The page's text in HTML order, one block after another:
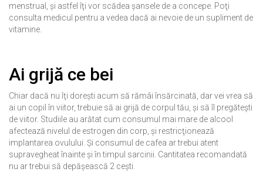
menstrual, şi astfel îţi vor scădea şansele de a concepe. Poţi
consulta medicul pentru a vedea dacă ai nevoie de un supliment de
vitamine.
Ai grijă ce bei
Chiar dacă nu îţi doreşti acum să rămâi însărcinată, dar vei vrea să
ai un copil în viitor, trebuie să ai grijă de corpul tău, şi să îl pregăteşti
de viitor. Studiile au arătat cum consumul mai mare de alcool
afectează nivelul de estrogen din corp, şi restricţionează
implantarea ovulului. Şi consumul de cafea ar trebui atent
supravegheat înainte şi în timpul sarcinii. Cantitatea recomandată
nu ar trebui să depăşească 2 ceşti.